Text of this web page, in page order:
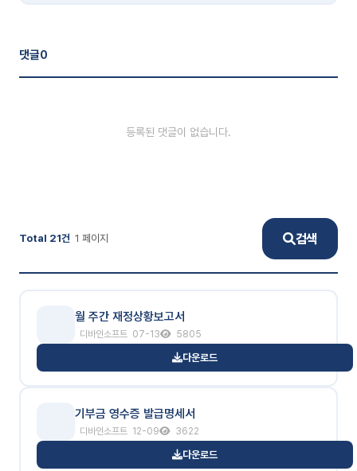
댓글0
등록된 댓글이 없습니다.
Total 21건 1 페이지 검색
월 주간 재정상황보고서
디바인소프트 07-13 5805
다운로드
기부금 영수증 발급명세서
디바인소프트 12-09 3622
다운로드